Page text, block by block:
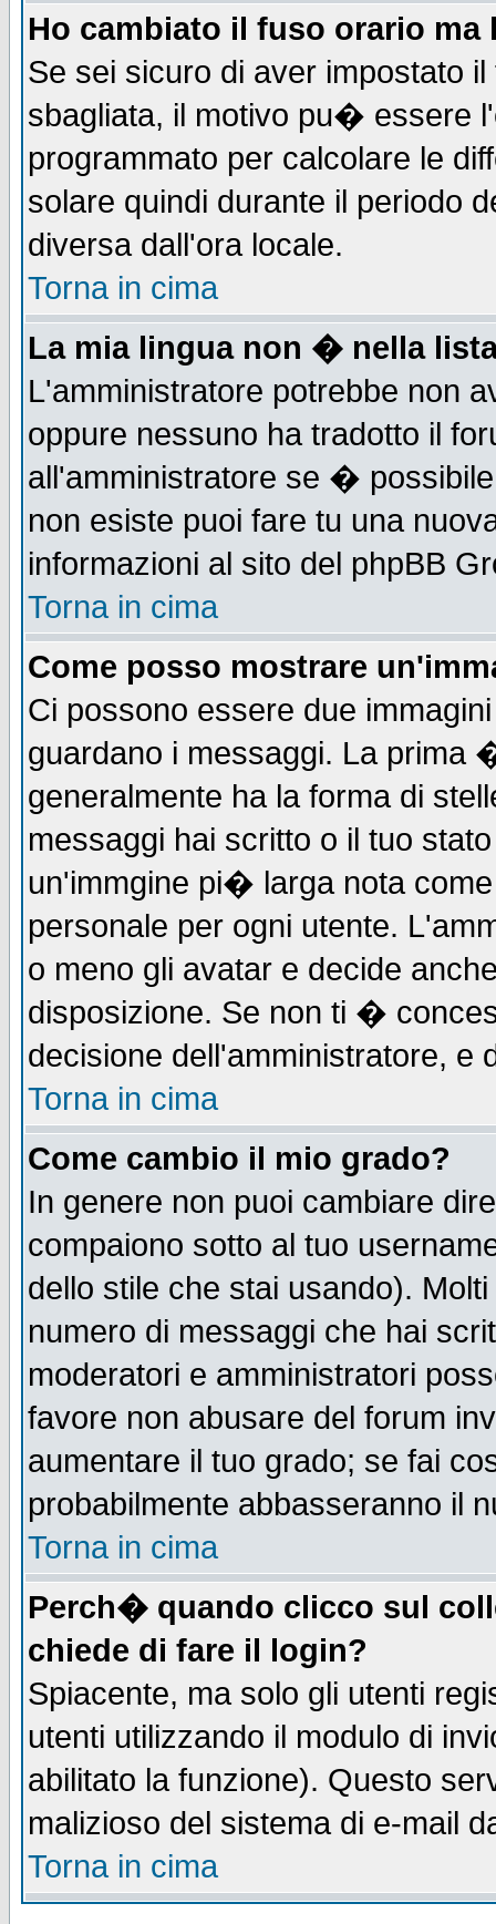
Ho cambiato il fuso orario
Se sei sicuro di aver impostato
sbagliata, il motivo pu� essere
programmato per calcolare le
solare quindi durante il periodo
diversa dall'ora locale.
Torna in cima
La mia lingua non � nella
L'amministratore potrebbe non
oppure nessuno ha tradotto il
all'amministratore se �
non esiste puoi fare tu una
informazioni al sito del phpBB
Torna in cima
Come posso mostrare
Ci possono essere due
guardano i messaggi. La prima
generalmente ha la forma di
messaggi hai scritto o il tuo
un'immgine pi� larga nota
personale per ogni utente.
o meno gli avatar e decide
disposizione. Se non ti �
decisione dell'amministratore, e
Torna in cima
Come cambio il mio grado?
In genere non puoi cambiare
compaiono sotto al tuo
dello stile che stai usando).
numero di messaggi che hai
moderatori e amministratori
favore non abusare del forum
aumentare il tuo grado; se fai
probabilmente abbasseranno il
Torna in cima
Perch� quando clicco sul
chiede di fare il login?
Spiacente, ma solo gli utenti
utenti utilizzando il modulo di
abilitato la funzione). Questo
malizioso del sistema di e-mail
Torna in cima